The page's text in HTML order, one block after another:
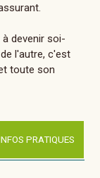
devenir soi-
l'autre, c'est
toute son
PRATIQUES